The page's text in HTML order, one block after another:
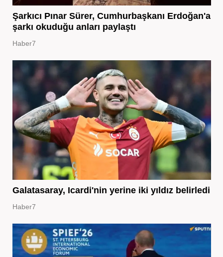
Şarkıcı Pınar Sürer, Cumhurbaşkanı Erdoğan'a
şarkı okuduğu anları paylaştı
Haber7
Galatasaray, Icardi'nin yerine iki yıldız belirledi
Haber7